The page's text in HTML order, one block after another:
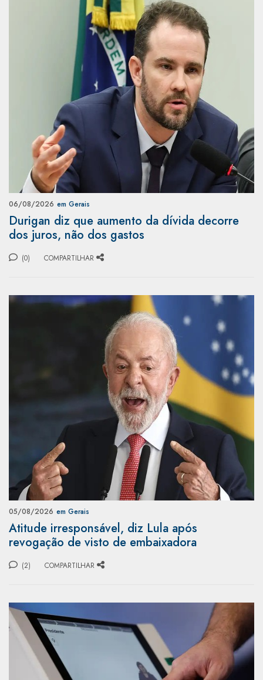
06/08/2026 em Gerais
Durigan diz que aumento da dívida decorre
dos juros, não dos gastos
(0) COMPARTILHAR
05/08/2026 em Gerais
Atitude irresponsável, diz Lula após
revogação de visto de embaixadora
(2) COMPARTILHAR